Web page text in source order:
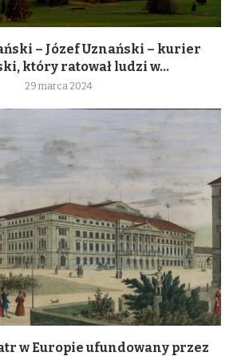
– Józef Uznański – kurier
który ratował ludzi w...
29 marca 2024
w Europie ufundowany przez